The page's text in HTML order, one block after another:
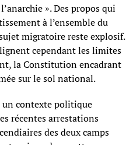
». Des propos qui
à l’ensemble du
migratoire reste explosif.
cependant les limites
la Constitution encadrant
sur le sol national.
contexte politique
récentes arrestations
des deux camps